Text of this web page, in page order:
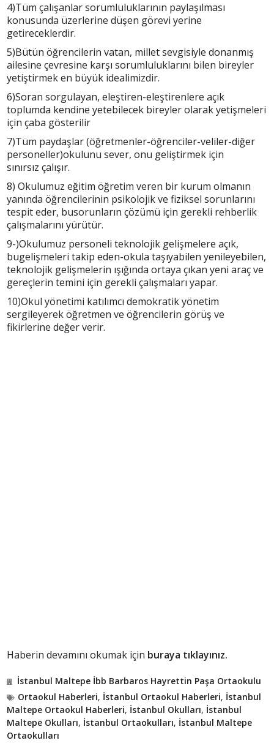
4)Tüm çalışanlar sorumluluklarının paylaşılması
konusunda üzerlerine düşen görevi yerine
getireceklerdir.
5)Bütün öğrencilerin vatan, millet sevgisiyle donanmış
ailesine çevresine karşı sorumluluklarını bilen bireyler
yetiştirmek en büyük idealimizdir.
6)Soran sorgulayan, eleştiren-eleştirenlere açık
toplumda kendine yetebilecek bireyler olarak yetişmeleri
için çaba gösterilir
7)Tüm paydaşlar (öğretmenler-öğrenciler-veliler-diğer
personeller)okulunu sever, onu geliştirmek için
sınırsız çalışır.
8) Okulumuz eğitim öğretim veren bir kurum olmanın
yanında öğrencilerinin psikolojik ve fiziksel sorunlarını
tespit eder, busorunların çözümü için gerekli rehberlik
çalışmalarını yürütür.
9-)Okulumuz personeli teknolojik gelişmelere açık,
bugelişmeleri takip eden-okula taşıyabilen yenileyebilen,
teknolojik gelişmelerin ışığında ortaya çıkan yeni araç ve
gereçlerin temini için gerekli çalışmaları yapar.
10)Okul yönetimi katılımcı demokratik yönetim
sergileyerek öğretmen ve öğrencilerin görüş ve
fikirlerine değer verir.
Haberin devamını okumak için buraya tıklayınız.
İstanbul Maltepe İbb Barbaros Hayrettin Paşa Ortaokulu
Ortaokul Haberleri, İstanbul Ortaokul Haberleri, İstanbul
Maltepe Ortaokul Haberleri, İstanbul Okulları, İstanbul
Maltepe Okulları, İstanbul Ortaokulları, İstanbul Maltepe
Ortaokulları